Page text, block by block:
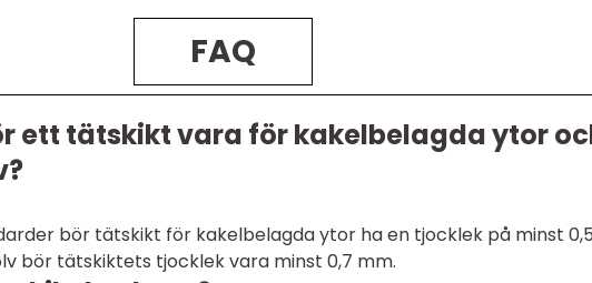
FAQ
ett tätskikt vara för kakelbelagda ytor
bör tätskikt för kakelbelagda ytor ha en tjocklek på minst 0,5
bör tätskiktets tjocklek vara minst 0,7 mm.